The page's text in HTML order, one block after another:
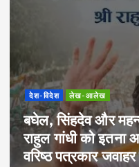
देश-विदेश लेख-आलेख
बघेल, सिंहदेव और
राहुल गांधी को इतना
वरिष्ठ पत्रकार